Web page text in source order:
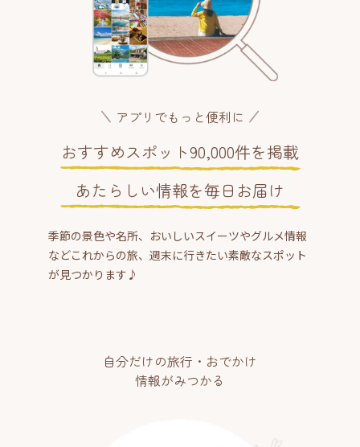
アプリでもっと便利に
おすすめスポット90,000件を掲載
あたらしい情報を毎日お届け
季節の景色や名所、おいしいスイーツやグルメ情報
などこれからの旅、週末に行きたい素敵なスポット
が見つかります♪
自分だけの旅行・おでかけ
情報がみつかる